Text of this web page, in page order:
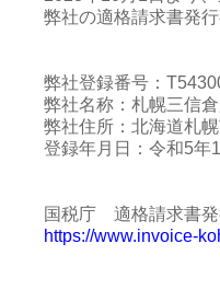
弊社の適格請求書発
弊社登録番号：
弊社名称：札幌三信
弊社住所：北海道札
登録年月日：令和5年
国税庁 適格請求書発
https://www.invoice-